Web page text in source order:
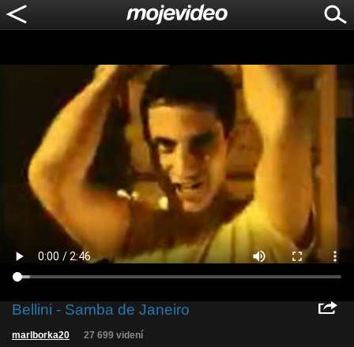
Bellini - Samba de Janeiro
marlborka20 27 699 videní